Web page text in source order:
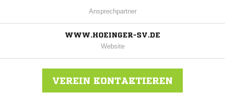
Ansprechpartner
WWW.HOEINGER-SV.DE
Website
VEREIN KONTAKTIEREN